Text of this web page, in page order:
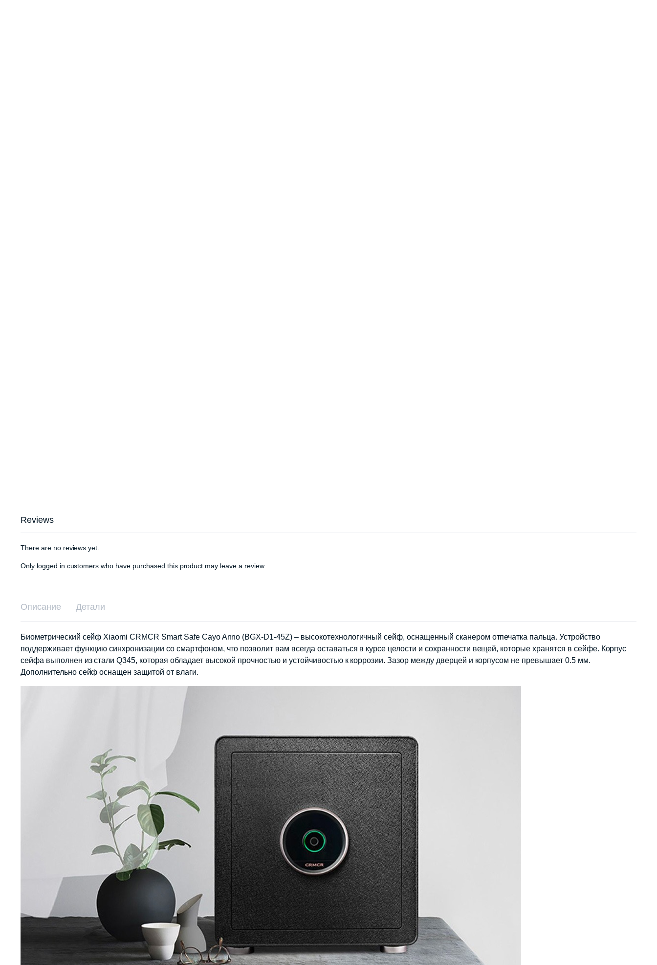
Reviews
There are no reviews yet.
Only logged in customers who have purchased this product may leave a review.
Описание Детали
Биометрический сейф Xiaomi CRMCR Smart Safe Cayo Anno (BGX-D1-45Z) – высокотехнологичный сейф, оснащенный сканером отпечатка пальца. Устройство
поддерживает функцию синхронизации со смартфоном, что позволит вам всегда оставаться в курсе целости и сохранности вещей, которые хранятся в сейфе. Корпус
сейфа выполнен из стали Q345, которая обладает высокой прочностью и устойчивостью к коррозии. Зазор между дверцей и корпусом не превышает 0.5 мм.
Дополнительно сейф оснащен защитой от влаги.